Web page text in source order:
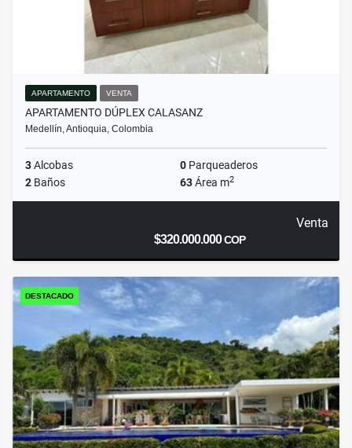
APARTAMENTO VENTA
APARTAMENTO DÚPLEX CALASANZ
Medellín, Antioquia, Colombia
3Alcobas 0 Parqueaderos
2 Baños 63Área m2
Venta
$320.000.000COP
DESTACADO